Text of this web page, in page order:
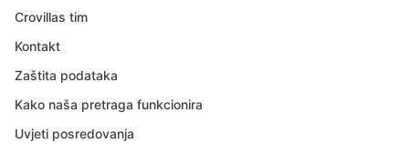
Crovillas tim
Kontakt
Zaštita podataka
Kako naša pretraga funkcionira
Uvjeti posredovanja